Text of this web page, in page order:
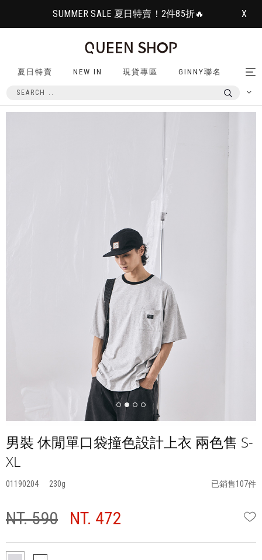
SUMMER SALE 夏日特賣！2件85折🔥 X
夏日特賣 NEW IN 現貨專區 GINNY聯名
男裝 休閒單口袋撞色設計上衣 兩色售 S-
XL
01190204 230 已銷售107件
NT. 590 NT. 472